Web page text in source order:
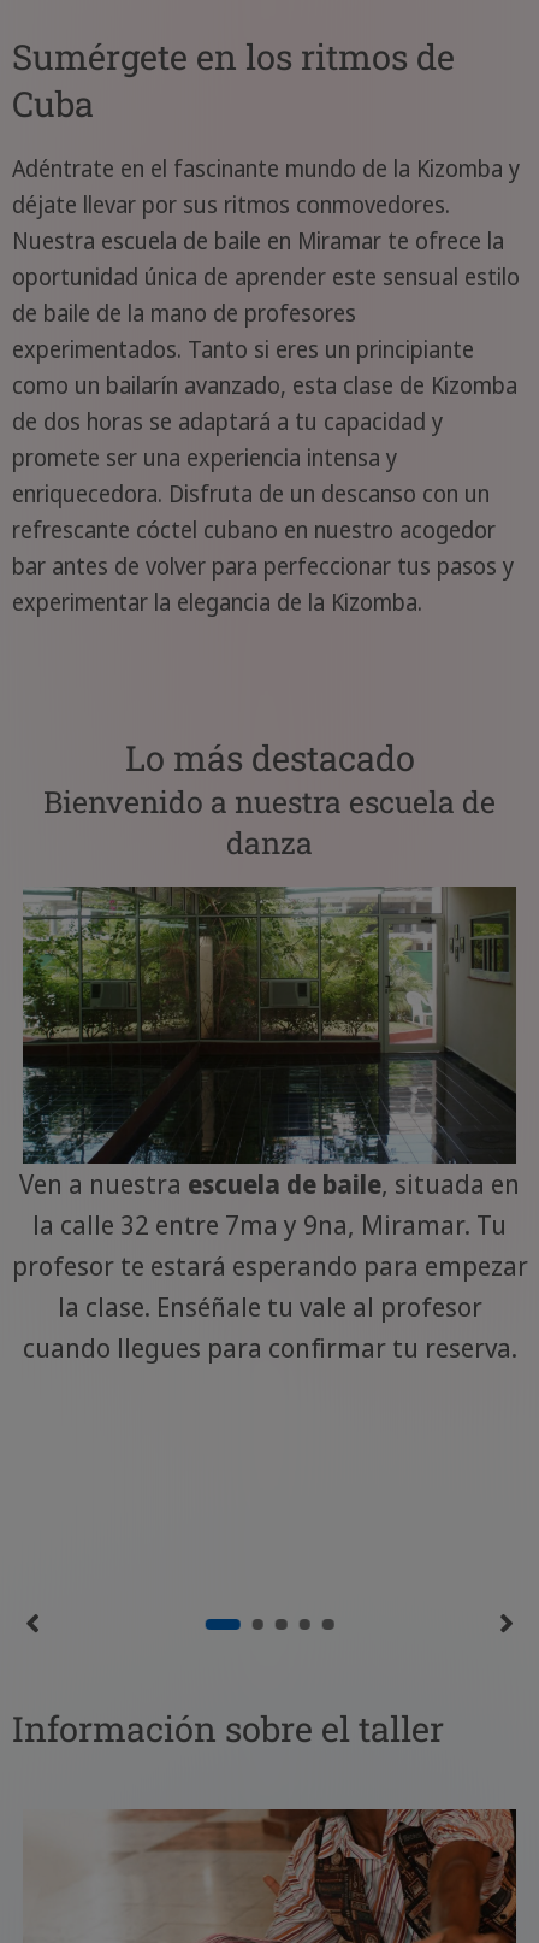
Sumérgete en los ritmos de
Cuba
Adéntrate en el fascinante mundo de la Kizomba y
déjate llevar por sus ritmos conmovedores.
Nuestra escuela de baile en Miramar te ofrece la
oportunidad única de aprender este sensual estilo
de baile de la mano de profesores
experimentados. Tanto si eres un principiante
como un bailarín avanzado, esta clase de Kizomba
de dos horas se adaptará a tu capacidad y
promete ser una experiencia intensa y
enriquecedora. Disfruta de un descanso con un
refrescante cóctel cubano en nuestro acogedor
bar antes de volver para perfeccionar tus pasos y
experimentar la elegancia de la Kizomba.
Lo más destacado
Bienvenido a nuestra escuela de
danza
Ven a nuestra escuela de baile, situada en
la calle 32 entre 7ma y 9na, Miramar. Tu
profesor te estará esperando para empezar
la clase. Enséñale tu vale al profesor
cuando llegues para confirmar tu reserva.
Información sobre el taller